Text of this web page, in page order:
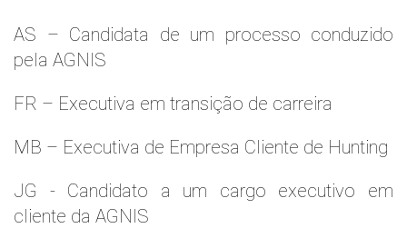
AS – Candidata de um processo conduzido
pela AGNIS
FR – Executiva em transição de carreira
MB – Executiva de Empresa Cliente de Hunting
JG - Candidato a um cargo executivo em
cliente da AGNIS